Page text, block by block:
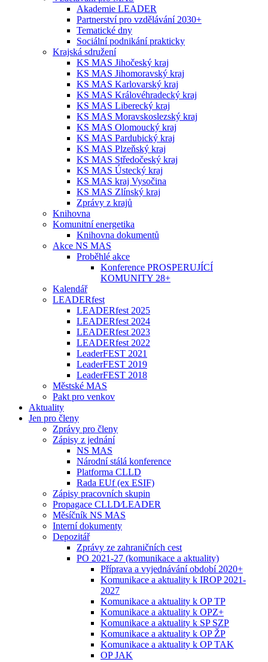
Akademie LEADER
Partnerství pro vzdělávání 2030+
Tematické dny
Sociální podnikání prakticky
Krajská sdružení
KS MAS Jihočeský kraj
KS MAS Jihomoravský kraj
KS MAS Karlovarský kraj
KS MAS Královéhradecký kraj
KS MAS Liberecký kraj
KS MAS Moravskoslezský kraj
KS MAS Olomoucký kraj
KS MAS Pardubický kraj
KS MAS Plzeňský kraj
KS MAS Středočeský kraj
KS MAS Ústecký kraj
KS MAS kraj Vysočina
KS MAS Zlínský kraj
Zprávy z krajů
Knihovna
Komunitní energetika
Knihovna dokumentů
Akce NS MAS
Proběhlé akce
Konference PROSPERUJÍCÍ
KOMUNITY 28+
Kalendář
LEADERfest
LEADERfest 2025
LEADERfest 2024
LEADERfest 2023
LEADERfest 2022
LeaderFEST 2021
LeaderFEST 2019
LeaderFEST 2018
Městské MAS
Pakt pro venkov
Aktuality
Jen pro členy
Zprávy pro členy
Zápisy z jednání
NS MAS
Národní stálá konference
Platforma CLLD
Rada EUf (ex ESIF)
Zápisy pracovních skupin
Propagace CLLD⁄LEADER
Měsíčník NS MAS
Interní dokumenty
Depozitář
Zprávy ze zahraničních cest
PO 2021-27 (komunikace a aktuality)
Příprava a vyjednávání období 2020+
Komunikace a aktuality k IROP 2021-
2027
Komunikace a aktuality k OP TP
Komunikace a aktuality k OPZ+
Komunikace a aktuality k SP SZP
Komunikace a aktuality k OP ŽP
Komunikace a aktuality k OP TAK
OP JAK